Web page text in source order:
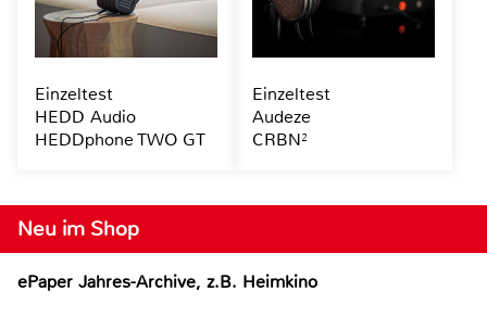
Neu im Shop
ePaper Jahres-Archive, z.B. Heimkino
Einzeltest
HEDD Audio
HEDDphone TWO GT
Einzeltest
Audeze
CRBN²